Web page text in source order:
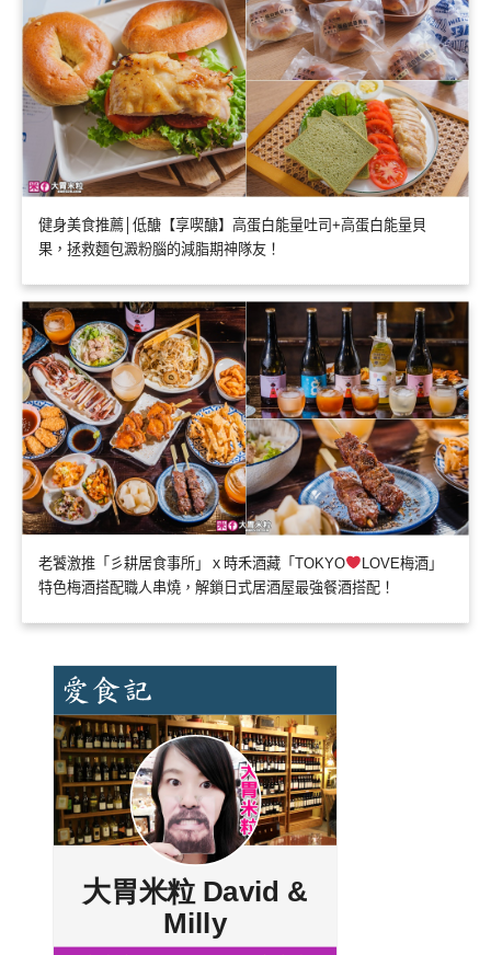
健身美食推薦│低醣【享喫醣】高蛋白能量吐司+高蛋白能量貝
果，拯救麵包澱粉腦的減脂期神隊友！
老饕激推「彡耕居食事所」ｘ時禾酒藏「TOKYO
LOVE梅酒」
特色梅酒搭配職人串燒，解鎖日式居酒屋最強餐酒搭配！